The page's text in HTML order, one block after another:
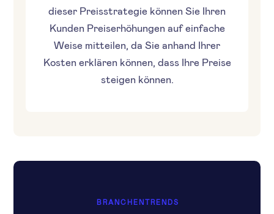
dieser Preisstrategie können Sie Ihren
Kunden Preiserhöhungen auf einfache
Weise mitteilen, da Sie anhand Ihrer
Kosten erklären können, dass Ihre Preise
steigen können.
BRANCHENTRENDS